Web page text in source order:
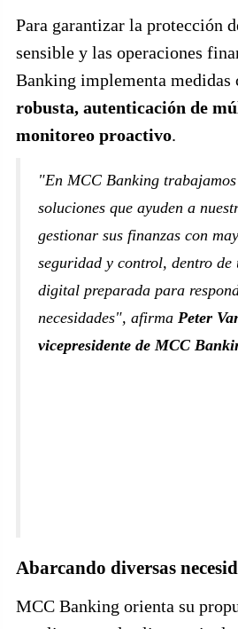
Para garantizar la protección
sensible y las operaciones
Banking implementa medidas
robusta, autenticación de
monitoreo proactivo.
"En MCC Banking
soluciones que ayuden a
gestionar sus finanzas con
seguridad y control, dentro de
digital preparada para
necesidades", afirma Peter
vicepresidente de MCC
Abarcando diversas
MCC Banking orienta su